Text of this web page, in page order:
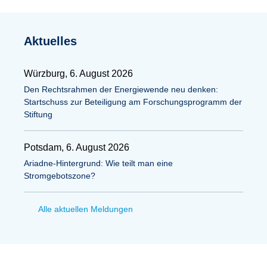
Aktuelles
Würzburg, 6. August 2026
Den Rechtsrahmen der Energiewende neu denken:
Startschuss zur Beteiligung am Forschungsprogramm der
Stiftung
Potsdam, 6. August 2026
Ariadne-Hintergrund: Wie teilt man eine
Stromgebotszone?
Alle aktuellen Meldungen